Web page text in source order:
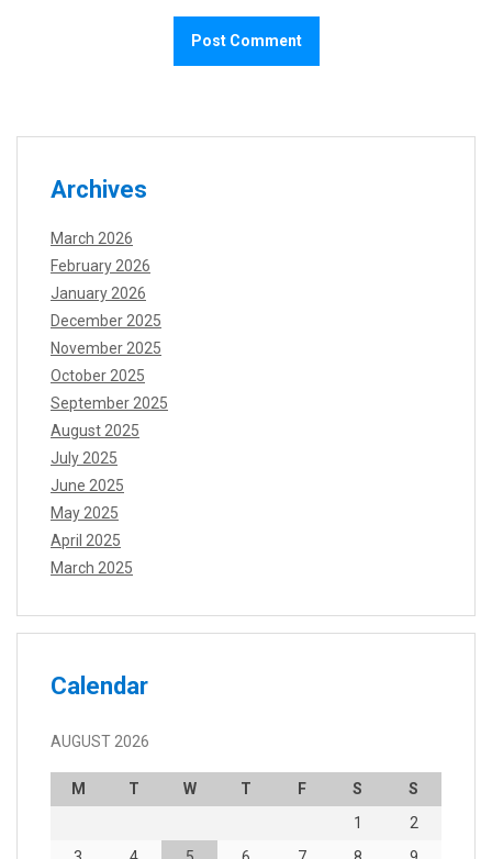
Archives
March 2026
February 2026
January 2026
December 2025
November 2025
October 2025
September 2025
August 2025
July 2025
June 2025
May 2025
April 2025
March 2025
Calendar
AUGUST 2026
M T W T F S
S
1
2